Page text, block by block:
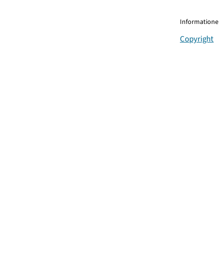
Copyright